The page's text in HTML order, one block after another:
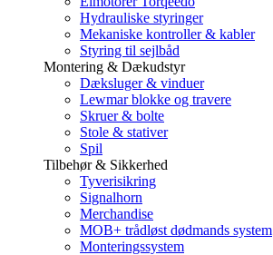
Hydrauliske styringer
Mekaniske kontroller & kabler
Styring til sejlbåd
Montering & Dækudstyr
Dæksluger & vinduer
Lewmar blokke og travere
Skruer & bolte
Stole & stativer
Spil
Tilbehør & Sikkerhed
Tyverisikring
Signalhorn
Merchandise
MOB+ trådløst dødmands system
Monteringssystem